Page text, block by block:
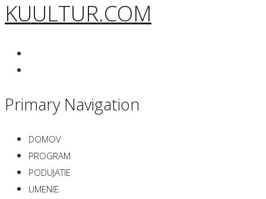
KUULTUR.COM
Primary Navigation
DOMOV
PROGRAM
PODUJATIE
UMENIE